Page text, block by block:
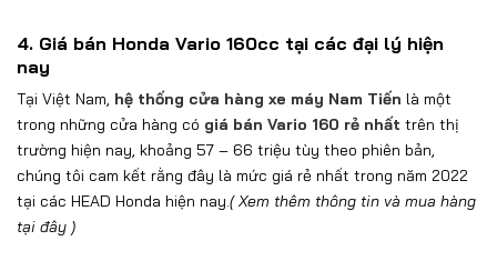
4. Giá bán Honda Vario 160cc tại các đại lý hiện
nay
Tại Việt Nam, hệ thống cửa hàng xe máy Nam Tiến là một
trong những cửa hàng có giá bán Vario 160 rẻ nhất trên thị
trường hiện nay, khoảng 57 – 66 triệu tùy theo phiên bản,
chúng tôi cam kết rằng đây là mức giá rẻ nhất trong năm 2022
tại các HEAD Honda hiện nay.( Xem thêm thông tin và mua hàng
tại đây )